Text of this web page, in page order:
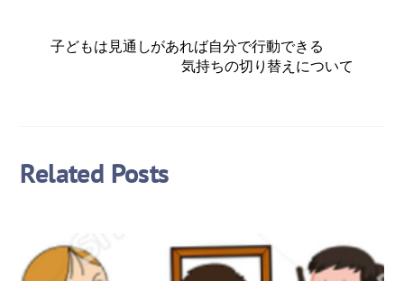
子どもは見通しがあれば自分で行動できる
気持ちの切り替えについて
Related Posts